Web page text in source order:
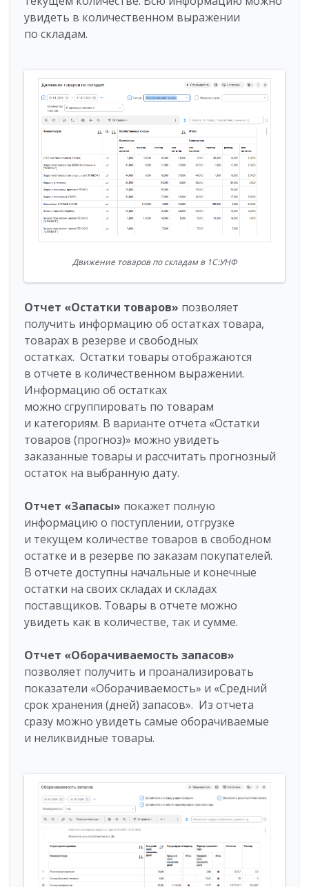
увидеть в количественном выражении
по складам.
Движение товаров по складам в 1С:УНФ
Отчет «Остатки товаров» позволяет
получить информацию об остатках товара,
товарах в резерве и свободных
остатках. Остатки товары отображаются
в отчете в количественном выражении.
Информацию об остатках
можно сгруппировать по товарам
и категориям. В варианте отчета «Остатки
товаров (прогноз)» можно увидеть
заказанные товары и рассчитать прогнозный
остаток на выбранную дату.
Отчет «Запасы» покажет полную
информацию о поступлении, отгрузке
и текущем количестве товаров в свободном
остатке и в резерве по заказам покупателей.
В отчете доступны начальные и конечные
остатки на своих складах и складах
поставщиков. Товары в отчете можно
увидеть как в количестве, так и сумме.
Отчет «Оборачиваемость запасов»
позволяет получить и проанализировать
показатели «Оборачиваемость» и «Средний
срок хранения (дней) запасов». Из отчета
сразу можно увидеть самые оборачиваемые
и неликвидные товары.